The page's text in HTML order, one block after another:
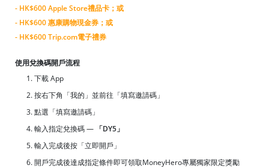
- HK$600 Apple Store禮品卡；或
- HK$600 惠康購物現金券；或
- HK$600 Trip.com電子禮券
使用兌換碼開戶流程
下載 App
按右下角「我的」並前往「填寫邀請碼」
點選「填寫邀請碼」
輸入指定兌換碼 — 「DY5」
輸入完成後按「立即開戶」
開戶完成後達成指定條件即可領取MoneyHero專屬獨家限定獎勵